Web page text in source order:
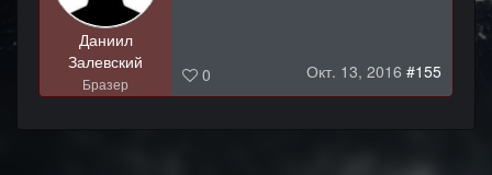
Даниил
Залевский
Бразер 0 Окт. 13, 2016 #155